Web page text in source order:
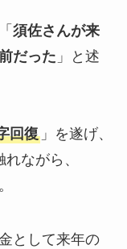
須佐さんが来
だった 」と述
回復」を遂げ、
ながら、
として来年の